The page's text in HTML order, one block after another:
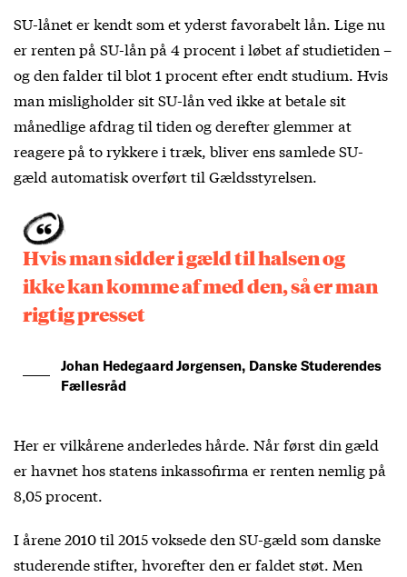
SU-lånet er kendt som et yderst favorabelt lån. Lige nu
er renten på SU-lån på 4 procent i løbet af studietiden –
og den falder til blot 1 procent efter endt studium. Hvis
man misligholder sit SU-lån ved ikke at betale sit
månedlige afdrag til tiden og derefter glemmer at
reagere på to rykkere i træk, bliver ens samlede SU-
gæld automatisk overført til Gældsstyrelsen.
Hvis man sidder i gæld til halsen og
ikke kan komme af med den, så er man
rigtig presset
Johan Hedegaard Jørgensen, Danske Studerendes
Fællesråd
Her er vilkårene anderledes hårde. Når først din gæld
er havnet hos statens inkassofirma er renten nemlig på
8,05 procent.
I årene 2010 til 2015 voksede den SU-gæld som danske
studerende stifter, hvorefter den er faldet støt. Men